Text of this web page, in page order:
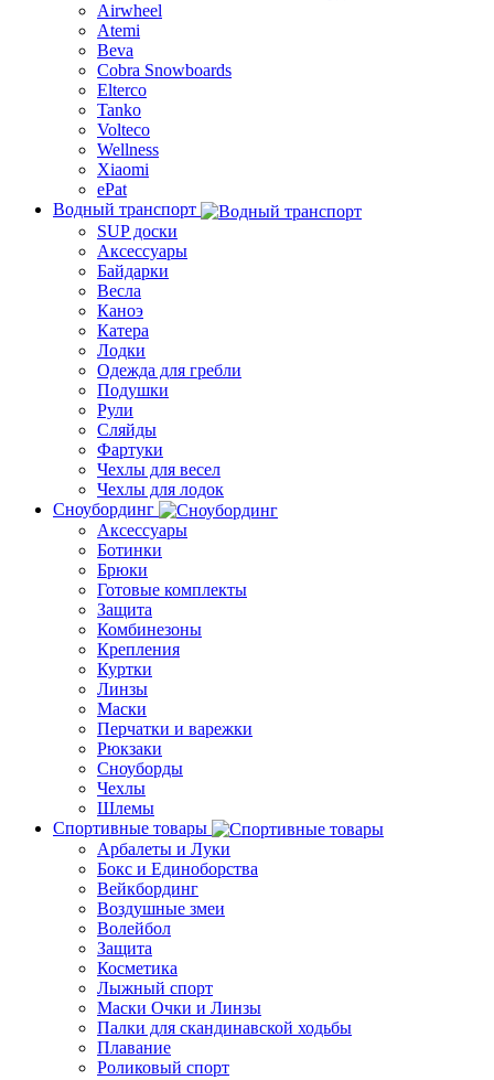
Airwheel
Atemi
Beva
Cobra Snowboards
Elterco
Tanko
Volteco
Wellness
Xiaomi
ePat
Водный транспорт
SUP доски
Аксессуары
Байдарки
Весла
Каноэ
Катера
Лодки
Одежда для гребли
Подушки
Рули
Сляйды
Фартуки
Чехлы для весел
Чехлы для лодок
Сноубординг
Аксессуары
Ботинки
Брюки
Готовые комплекты
Защита
Комбинезоны
Крепления
Куртки
Линзы
Маски
Перчатки и варежки
Рюкзаки
Сноуборды
Чехлы
Шлемы
Спортивные товары
Арбалеты и Луки
Бокс и Единоборства
Вейкбординг
Воздушные змеи
Волейбол
Защита
Косметика
Лыжный спорт
Маски Очки и Линзы
Палки для скандинавской ходьбы
Плавание
Роликовый спорт